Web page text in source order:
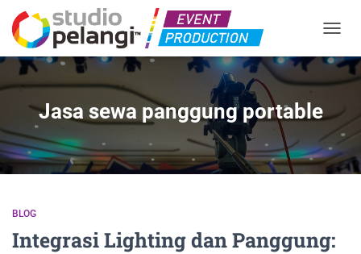
Jasa sewa panggung portable
BLOG
Integrasi Lighting dan Panggung: